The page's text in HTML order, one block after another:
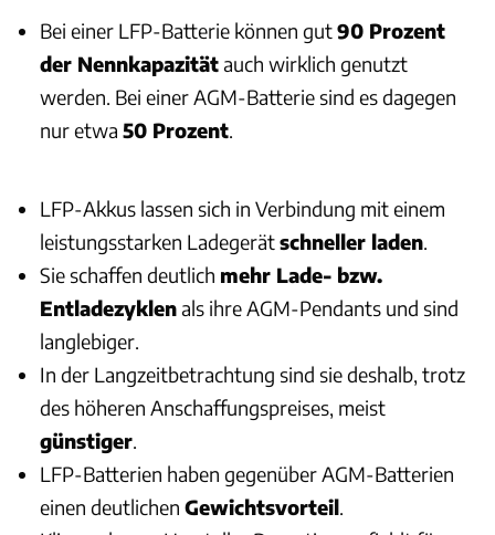
Bei einer LFP-Batterie können gut90 Prozent
der Nennkapazitätauch wirklich genutzt
werden. Bei einer AGM-Batterie sind es dagegen
nur etwa 50 Prozent.
LFP-Akkus lassen sich in Verbindung mit einem
leistungsstarken Ladegerätschneller laden.
Sie schaffen deutlich mehr Lade- bzw.
Entladezyklenals ihre AGM-Pendants und sind
langlebiger.
In der Langzeitbetrachtung sind sie deshalb, trotz
des höheren Anschaffungspreises, meist
günstiger.
LFP-Batterien haben gegenüber AGM-Batterien
einen deutlichen Gewichtsvorteil.